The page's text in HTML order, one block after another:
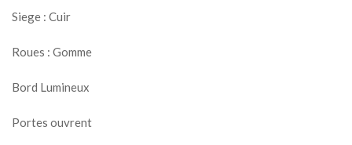
Siege : Cuir
Roues : Gomme
Bord Lumineux
Portes ouvrent